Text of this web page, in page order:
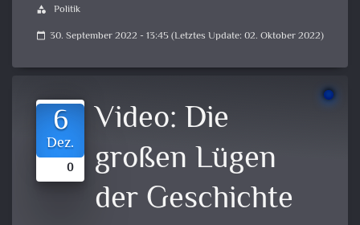
category Politik
calendar_today 30. September 2022 - 13:45 (Letztes Update: 02. Oktober 2022)
6
Dez.
0
Video: Die
großen Lügen
der Geschichte